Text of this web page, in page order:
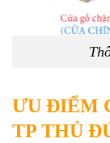
ƯU ĐIỂM
TP THỦ